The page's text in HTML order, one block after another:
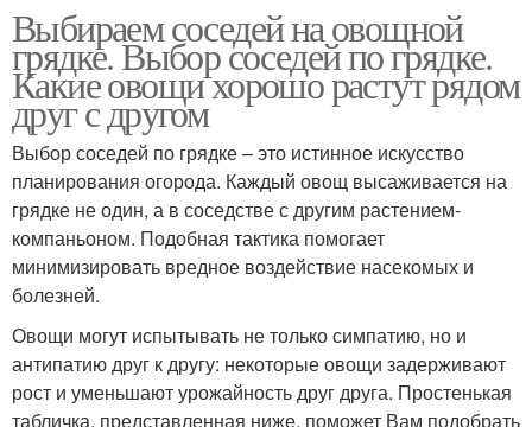
Выбираем соседей на овощной
грядке. Выбор соседей по грядке.
Какие овощи хорошо растут рядом
друг с другом
Выбор соседей по грядке – это истинное искусство
планирования огорода. Каждый овощ высаживается на
грядке не один, а в соседстве с другим растением-
компаньоном. Подобная тактика помогает
минимизировать вредное воздействие насекомых и
болезней.
Овощи могут испытывать не только симпатию, но и
антипатию друг к другу: некоторые овощи задерживают
рост и уменьшают урожайность друг друга. Простенькая
табличка, представленная ниже, поможет Вам подобрать